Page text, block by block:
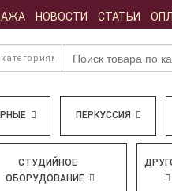
НОВОСТИ СТАТЬИ
ПЕРКУССИЯ
СТУДИЙНОЕ
ОБОРУДОВАНИЕ